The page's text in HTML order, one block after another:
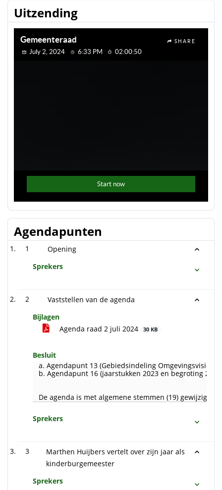
Uitzending
Agendapunten
1
Opening
Sprekers
2
Vaststellen van de agenda
Bijlagen
Agenda raad 2 juli 2024
30 KB
Besluit
a. Agendapunt 13 (Gebiedsindeling Omgevingsvisie).
b. Agendapunt 16 (jaarstukken 2023 en begroting
De agenda is met algemene stemmen (19) gewijzigd
Sprekers
3
Marthen Huijbers vertelt over zijn jaar als
kinderburgemeester
Sprekers